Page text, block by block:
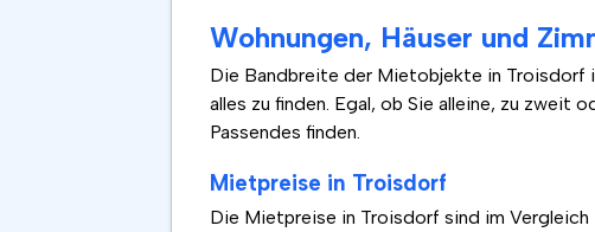
Wohnungen, Häuser und
Die Bandbreite der Mietobjekte in Troisdorf
alles zu finden. Egal, ob Sie alleine, zu zweit
Passendes finden.
Mietpreise in Troisdorf
Die Mietpreise in Troisdorf sind im Vergleich